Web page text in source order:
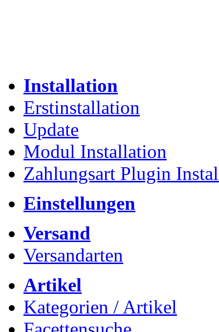
Installation
Erstinstallation
Update
Modul Installation
Zahlungsart Plugin
Einstellungen
Versand
Versandarten
Artikel
Kategorien / Artikel